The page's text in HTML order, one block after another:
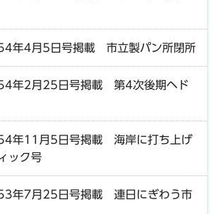
年4月5日号掲載 市立製パン所閉所
年2月25日号掲載 第4次後期ヘド
年11月5日号掲載 海岸に打ち上げ
ック号
年7月25日号掲載 連日にぎわう市